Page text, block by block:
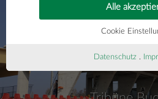
Cookie
Alle
Datenschutz .